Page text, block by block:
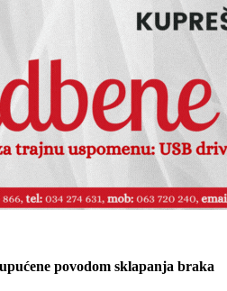
povodom sklapanja braka